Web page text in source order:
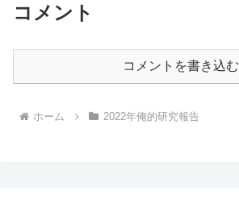
コメント
コメントを書き込む
ホーム 2022年俺的研究報告